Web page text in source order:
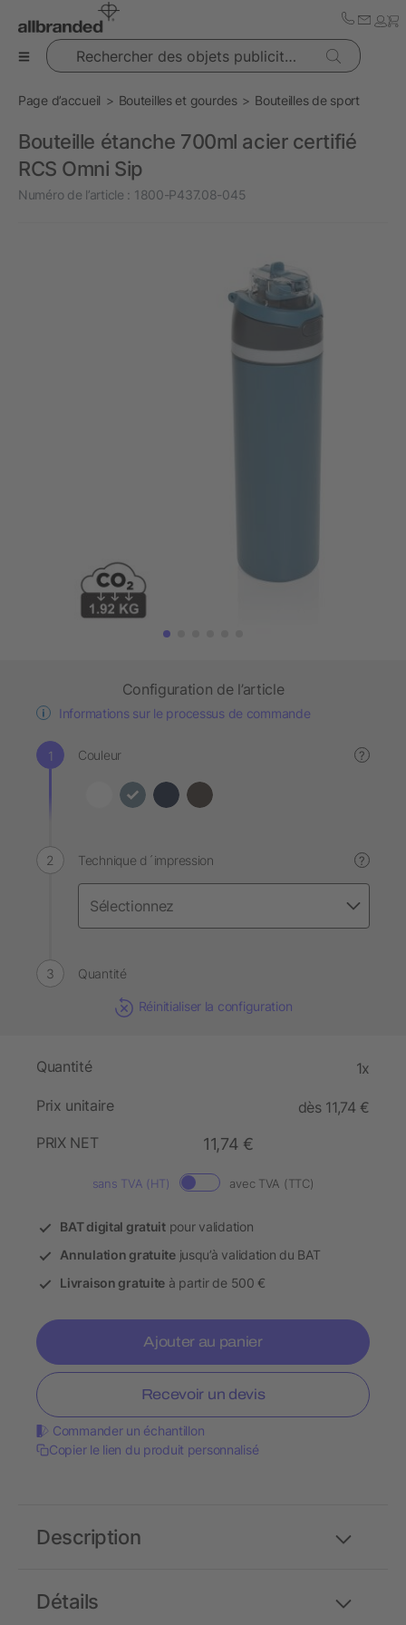
Rechercher des objets publicitaires
Page d’accueil Bouteilles et gourdes Bouteilles de sport
Bouteille étanche 700ml acier certifié
RCS Omni Sip
Numéro de l’article : 1800-P437.08-045
Configuration de l’article
Informations sur le processus de commande
Couleur ?
Technique d´impression ?
Quantité
Réinitialiser la configuration
Quantité 1x
Prix unitaire
dès 11,74 €
PRIX NET
11,74 €
sans TVA (HT) avec TVA (TTC)
BAT digital gratuitpour validation
Annulation gratuitejusqu’à validation du BAT
Livraison gratuite à partir de 500 €
Ajouter au panier
Recevoir un devis
Commander un échantillon
Copier le lien du produit personnalisé
Détails
Description